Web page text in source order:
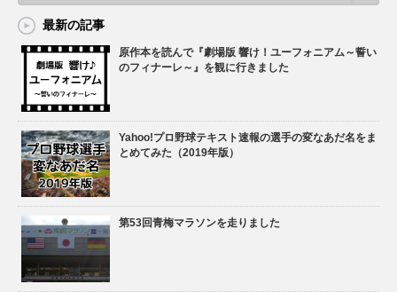
最新の記事
原作本を読んで『劇場版 響け！ユーフォニアム～誓い
のフィナーレ～』を観に行きました
Yahoo!プロ野球テキスト速報の選手の変なあだ名をま
とめてみた（2019年版）
第53回青梅マラソンを走りました